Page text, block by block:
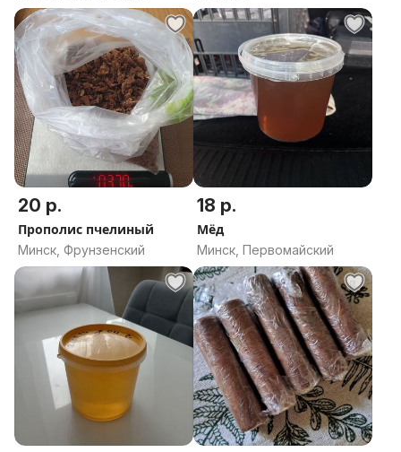
20 р.
Прополис пчелиный
Минск, Фрунзенский
18 р.
Мёд
Минск, Первомайский